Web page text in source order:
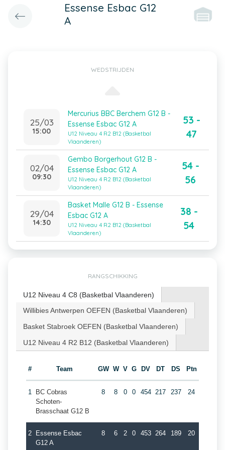
Essense Esbac G12
A
WEDSTRIJDEN
25/03
15:00
Mercurius BBC Berchem G12 B -
Essense Esbac G12 A
U12 Niveau 4 R2 B12 (Basketbal
Vlaanderen)
53 -
47
02/04
09:30
Gembo Borgerhout G12 B -
Essense Esbac G12 A
U12 Niveau 4 R2 B12 (Basketbal
Vlaanderen)
54 -
56
29/04
14:30
Basket Malle G12 B - Essense
Esbac G12 A
U12 Niveau 4 R2 B12 (Basketbal
Vlaanderen)
38 -
54
RANGSCHIKKING
U12 Niveau 4 C8 (Basketbal Vlaanderen)
Willibies Antwerpen OEFEN (Basketbal Vlaanderen)
Basket Stabroek OEFEN (Basketbal Vlaanderen)
U12 Niveau 4 R2 B12 (Basketbal Vlaanderen)
# Team GW W V G DV DT DS Ptn
1
BC Cobras
Schoten-
Brasschaat G12 B
8 8 0 0 454 217 237 24
2
Essense Esbac
G12 A
8 6 2 0 453 264 189 20